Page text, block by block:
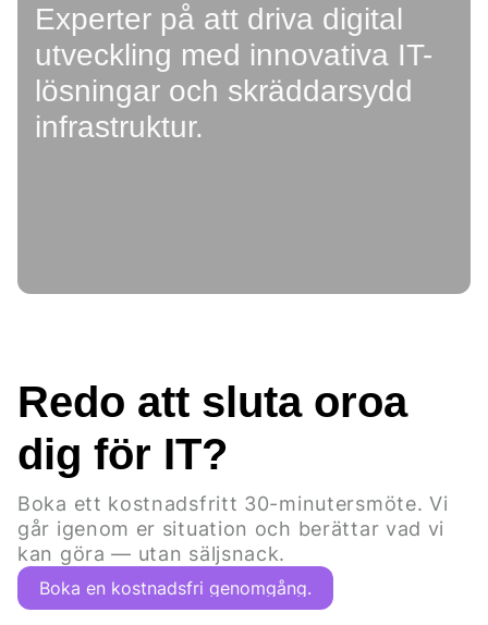
Experter på att driva digital
utveckling med innovativa IT-
lösningar och skräddarsydd
infrastruktur.
Redo att sluta oroa
dig för IT?
Boka ett kostnadsfritt 30-minutersmöte. Vi
går igenom er situation och berättar vad vi
kan göra — utan säljsnack.
Boka en kostnadsfri genomgång.